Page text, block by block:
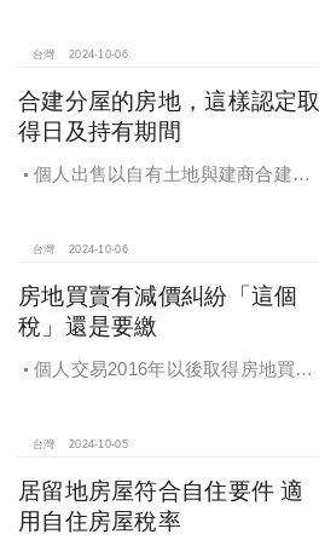
台灣 2024-10-06
合建分屋的房地，這樣認定取
得日及持有期間
個人出售以自有土地與建商合建分
台灣 2024-10-06
房地買賣有減價糾紛「這個
稅」還是要繳
個人交易2016年以後取得房地買賣
得稅
台灣 2024-10-05
居留地房屋符合自住要件 適
用自住房屋稅率